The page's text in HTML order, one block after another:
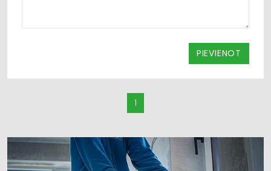
PIEVIENOT
1